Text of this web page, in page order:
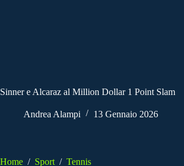
Sinner e Alcaraz al Million Dollar 1 Point Slam
Andrea Alampi 13 Gennaio 2026
Home / Sport / Tennis